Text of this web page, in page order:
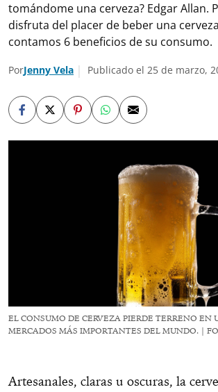
tomándome una cerveza? Edgar Allan.
disfruta del placer de beber una
contamos 6 beneficios de su consumo.
PorJenny Vela Publicado el 25 de marzo,
EL CONSUMO DE CERVEZA PIERDE TERRENO EN
MERCADOS MÁS IMPORTANTES DEL MUNDO. |
Artesanales, claras u oscuras, la